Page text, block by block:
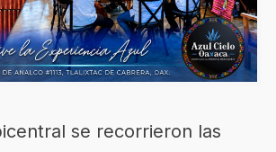
se recorrieron las